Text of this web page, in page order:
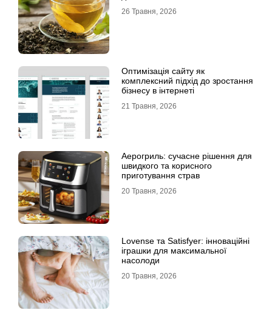
26 Травня, 2026
Оптимізація сайту як
комплексний підхід до зростання
бізнесу в інтернеті
21 Травня, 2026
Аерогриль: сучасне рішення для
швидкого та корисного
приготування страв
20 Травня, 2026
Lovense та Satisfyer: інноваційні
іграшки для максимальної
насолоди
20 Травня, 2026